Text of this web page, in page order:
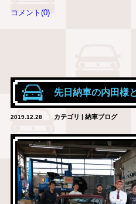
コメント(0)
先日納車の内田様
2019.12.28 カテゴリ | 納車ブログ